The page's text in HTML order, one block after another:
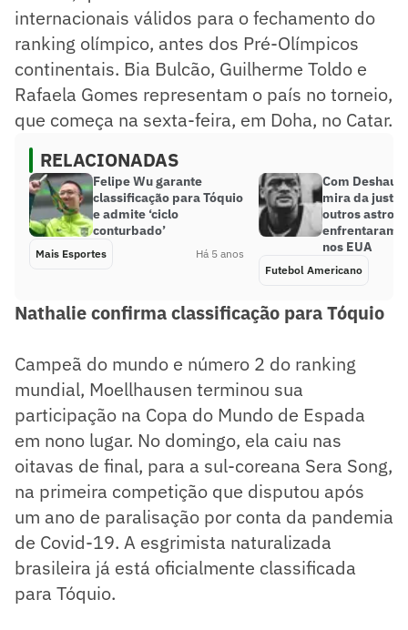
internacionais válidos para o fechamento do
ranking olímpico, antes dos Pré-Olímpicos
continentais. Bia Bulcão, Guilherme Toldo e
Rafaela Gomes representam o país no torneio,
que começa na sexta-feira, em Doha, no Catar.
RELACIONADAS
Felipe Wu garante
classificação para Tóquio
e admite ‘ciclo
conturbado’
Mais Esportes Há 5 anos
Com
mira da
outros astros
enfrentaram
nos EUA
Futebol Americano
Nathalie confirma classificação para Tóquio
Campeã do mundo e número 2 do ranking
mundial, Moellhausen terminou sua
participação na Copa do Mundo de Espada
em nono lugar. No domingo, ela caiu nas
oitavas de final, para a sul-coreana Sera Song,
na primeira competição que disputou após
um ano de paralisação por conta da pandemia
de Covid-19. A esgrimista naturalizada
brasileira já está oficialmente classificada
para Tóquio.